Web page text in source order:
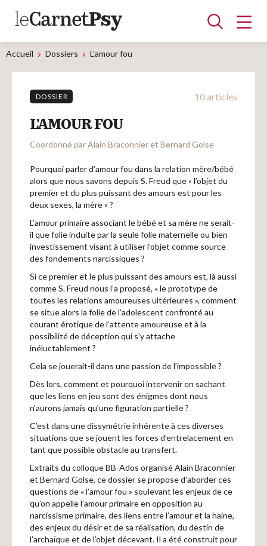
Articles
A la une
Adolescence
Dispositif
Enfance
Périnatalité
Psychanalyse
Psychopathologie
Soin
Dossiers
Auteurs
Blocs-notes
Entretiens
Revues
Colloque
Mon panier
Mon compte
Accueil Dossiers L'amour fou
DOSSIER 10 articles
L'AMOUR FOU
Coordonné par Alain Braconnier et Bernard Golse
Pourquoi parler d’amour fou dans la relation mère/bébé
alors que nous savons depuis S. Freud que « l’objet du
premier et du plus puissant des amours est pour les
deux sexes, la mère » ?
L’amour primaire associant le bébé et sa mère ne serait-
il que folie induite par la seule folie maternelle ou bien
investissement visant à utiliser l’objet comme source
des fondements narcissiques ?
Si ce premier et le plus puissant des amours est, là aussi
comme S. Freud nous l’a proposé, « le prototype de
toutes les relations amoureuses ultérieures », comment
se situe alors la folie de l’adolescent confronté au
courant érotique de l’attente amoureuse et à la
possibilité de déception qui s’y attache
inéluctablement ?
Cela se jouerait-il dans une passion de l’impossible ?
Dès lors, comment et pourquoi intervenir en sachant
que les liens en jeu sont des énigmes dont nous
n’aurons jamais qu’une figuration partielle ?
C’est dans une dissymétrie inhérente à ces diverses
situations que se jouent les forces d’entrelacement en
tant que possible obstacle au transfert.
Extraits du colloque BB-Ados organisé Alain Braconnier
et Bernard Golse, ce dossier se propose d’aborder ces
questions de « l’amour fou » soulevant les enjeux de ce
qu’on appelle l’amour primaire en opposition au
narcissisme primaire, des liens entre l’amour et la haine,
des enjeux du désir et de sa réalisation, du destin de
l’archaïque et de l’objet décevant. Il a été construit pour